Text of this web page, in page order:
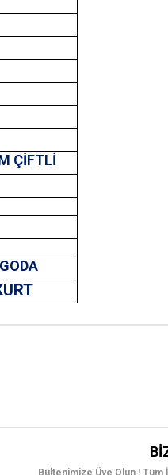
ÇİFTLİ
Bültenimize Üye Olun ! Tüm